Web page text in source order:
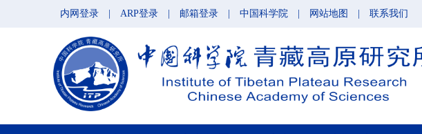
内网登录 ARP登录 邮箱登录 中国科学院 网站地图 联系我们